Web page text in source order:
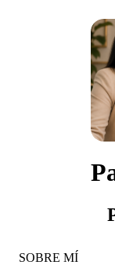
SOBRE MÍ